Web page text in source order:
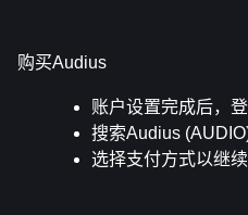
购买Audius
账户设置完成后，
搜索Audius
选择支付方式以继续